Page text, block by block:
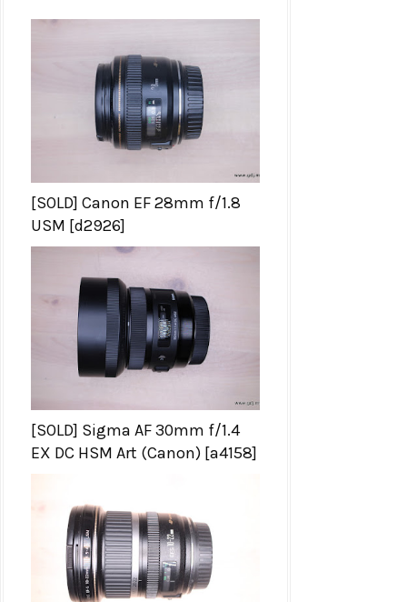
[SOLD] Canon EF 28mm f/1.8
USM [d2926]
[SOLD] Sigma AF 30mm f/1.4
EX DC HSM Art (Canon) [a4158]